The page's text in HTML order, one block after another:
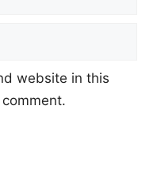
website in this